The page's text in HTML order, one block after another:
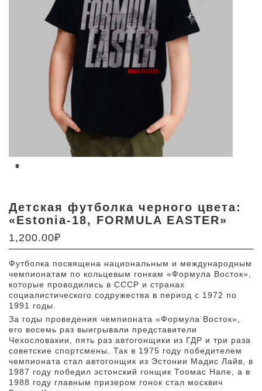
Детская футболка черного цвета:
«Estonia-18, FORMULA EASTER»
1,200.00₽
Футболка посвящена национальным и международным
чемпионатам по кольцевым гонкам «Формула Восток»,
которые проводились в СССР и странах
социалистического содружества в период с 1972 по
1991 годы.
За годы проведения чемпионата «Формула Восток»,
его восемь раз выигрывали представители
Чехословакии, пять раз автогонщики из ГДР и три раза
советские спортсмены. Так в 1975 году победителем
чемпионата стал автогонщик из Эстонии Мадис Лайв, в
1987 году победил эстонский гонщик Тоомас Напе, а в
1988 году главным призером гонок стал москвич